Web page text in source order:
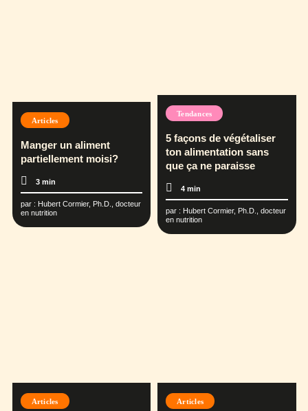
Articles
Manger un aliment
partiellement moisi?
3 min
par : Hubert Cormier, Ph.D., docteur
en nutrition
Tendances
5 façons de végétaliser
ton alimentation sans
que ça ne paraisse
4 min
par : Hubert Cormier, Ph.D., docteur
en nutrition
Articles Articles